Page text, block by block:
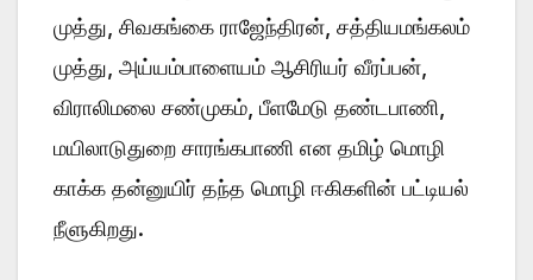
முத்து, சிவகங்கை ராஜேந்திரன், சத்தியமங்கலம்
முத்து, அய்யம்பாளையம் ஆசிரியர் வீரப்பன்,
விராலிமலை சண்முகம், பீளமேடு தண்டபாணி,
மயிலாடுதுறை சாரங்கபாணி என தமிழ் மொழி
காக்க தன்னுயிர் தந்த மொழி ஈகிகளின் பட்டியல்
நீளுகிறது.